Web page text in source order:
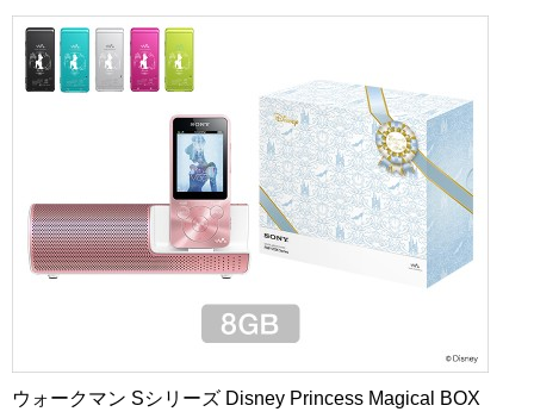
ウォークマン Sシリーズ Disney Princess Magical BOX